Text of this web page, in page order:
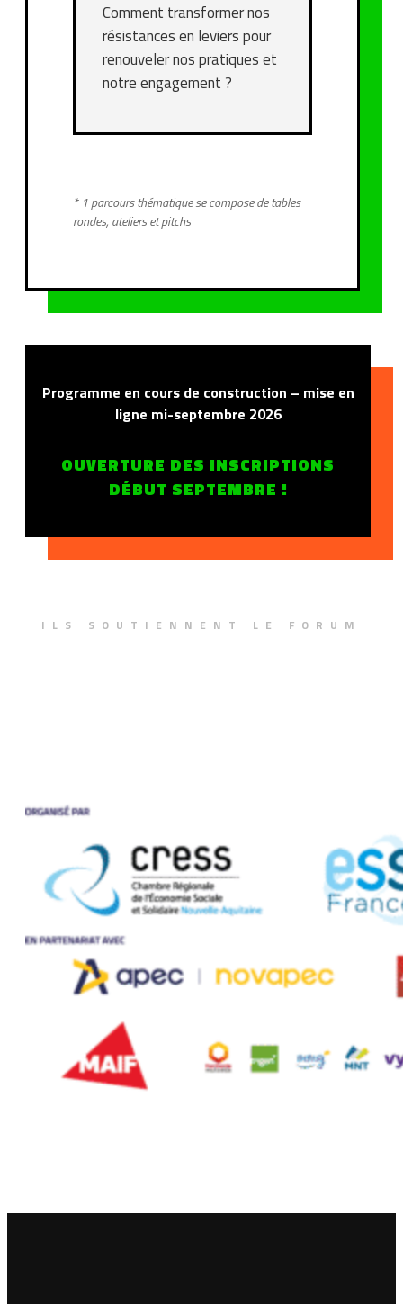
Comment transformer nos
résistances en leviers pour
renouveler nos pratiques et
notre engagement ?
* 1 parcours thématique se compose de tables
rondes, ateliers et pitchs
Programme en cours de construction – mise en
ligne mi-septembre 2026
OUVERTURE DES INSCRIPTIONS
DÉBUT SEPTEMBRE !
ILS SOUTIENNENT LE FORUM